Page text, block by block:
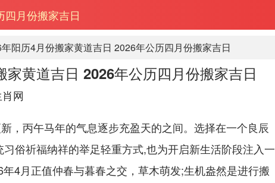
月份搬家吉日
阳历4月份搬家黄道吉日 2026年公历四月份搬家吉日
家黄道吉日 2026年公历四月份搬家吉日
网
，丙午马年的气息逐步充盈天的之间。选择在一个良辰
俗祈福纳祥的举足轻重方式,也为开启新生活阶段注入一
4月正值仲春与暮春之交，草木萌发;生机盎然是进行搬